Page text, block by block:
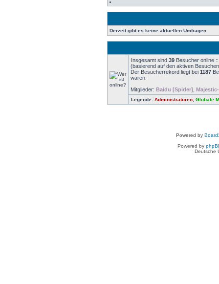
Derzeit gibt es keine aktuellen Umfragen
Insgesamt sind 39 Besucher online
(basierend auf den aktiven
Der Besucherrekord liegt bei 1187
waren.
Mitglieder: Baidu [Spider]
Legende: Administratoren Globale
Powered by
Powered by
Deutsche